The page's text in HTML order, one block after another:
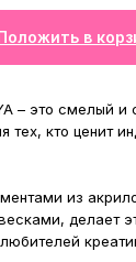
в
– это смелый и
тех, кто ценит
из
делает